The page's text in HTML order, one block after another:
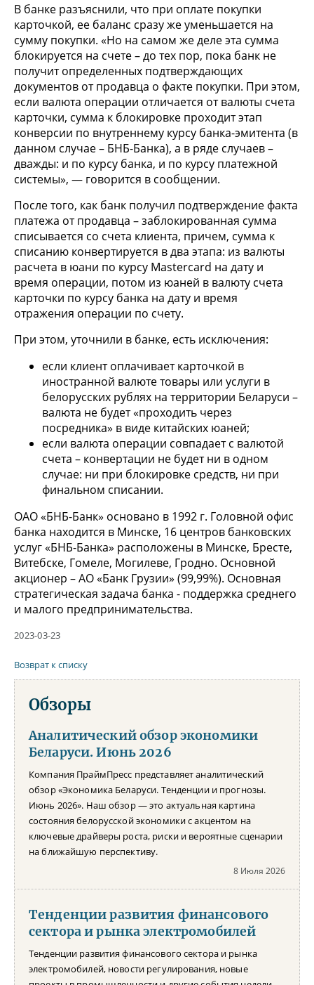
В банке разъяснили, что при оплате покупки
карточкой, ее баланс сразу же уменьшается на
сумму покупки. «Но на самом же деле эта сумма
блокируется на счете – до тех пор, пока банк не
получит определенных подтверждающих
документов от продавца о факте покупки. При этом,
если валюта операции отличается от валюты счета
карточки, сумма к блокировке проходит этап
конверсии по внутреннему курсу банка-эмитента (в
данном случае – БНБ-Банка), а в ряде случаев –
дважды: и по курсу банка, и по курсу платежной
системы», — говорится в сообщении.
После того, как банк получил подтверждение факта
платежа от продавца – заблокированная сумма
списывается со счета клиента, причем, сумма к
списанию конвертируется в два этапа: из валюты
расчета в юани по курсу Mastercard на дату и
время операции, потом из юаней в валюту счета
карточки по курсу банка на дату и время
отражения операции по счету.
При этом, уточнили в банке, есть исключения:
если клиент оплачивает карточкой в
иностранной валюте товары или услуги в
белорусских рублях на территории Беларуси –
валюта не будет «проходить через
посредника» в виде китайских юаней;
если валюта операции совпадает с валютой
счета – конвертации не будет ни в одном
случае: ни при блокировке средств, ни при
финальном списании.
ОАО «БНБ-Банк» основано в 1992 г. Головной офис
банка находится в Минске, 16 центров банковских
услуг «БНБ-Банка» расположены в Минске, Бресте,
Витебске, Гомеле, Могилеве, Гродно. Основной
акционер – АО «Банк Грузии» (99,99%). Основная
стратегическая задача банка - поддержка среднего
и малого предпринимательства.
2023-03-23
Возврат к списку
Обзоры
Аналитический обзор экономики
Беларуси. Июнь 2026
Компания ПраймПресс представляет аналитический
обзор «Экономика Беларуси. Тенденции и прогнозы.
Июнь 2026». Наш обзор — это актуальная картина
состояния белорусской экономики с акцентом на
ключевые драйверы роста, риски и вероятные сценарии
на ближайшую перспективу.
8 Июля 2026
Тенденции развития финансового
сектора и рынка электромобилей
Тенденции развития финансового сектора и рынка
электромобилей, новости регулирования, новые